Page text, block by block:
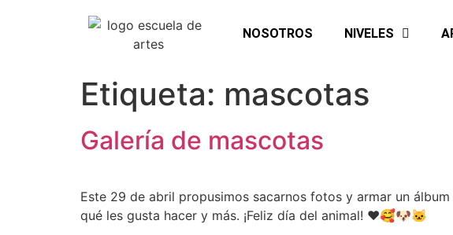
NOSOTROS NIVELES
Etiqueta: mascotas
Galería de mascotas
Este 29 de abril propusimos sacarnos fotos y armar un
qué les gusta hacer y más. ¡Feliz día del animal! ❤️🥰🐶🐱